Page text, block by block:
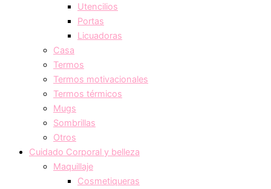
Utencilios
Portas
Licuadoras
Casa
Termos
Termos motivacionales
Termos térmicos
Mugs
Sombrillas
Otros
Cuidado Corporal y belleza
Maquillaje
Cosmetiqueras